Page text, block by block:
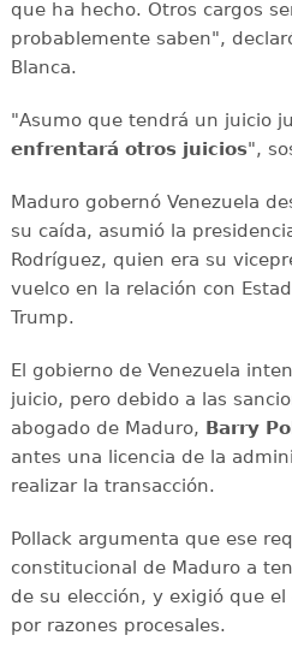
que ha hecho. Otros cargos
probablemente saben",
Blanca.
"Asumo que tendrá un juicio
enfrentará otros juicios",
Maduro gobernó Venezuela
su caída, asumió la
Rodríguez, quien era su
vuelco en la relación con
Trump.
El gobierno de Venezuela
juicio, pero debido a las
abogado de Maduro, Barry
antes una licencia de la
realizar la transacción.
Pollack argumenta que ese
constitucional de Maduro a
de su elección, y exigió que
por razones procesales.